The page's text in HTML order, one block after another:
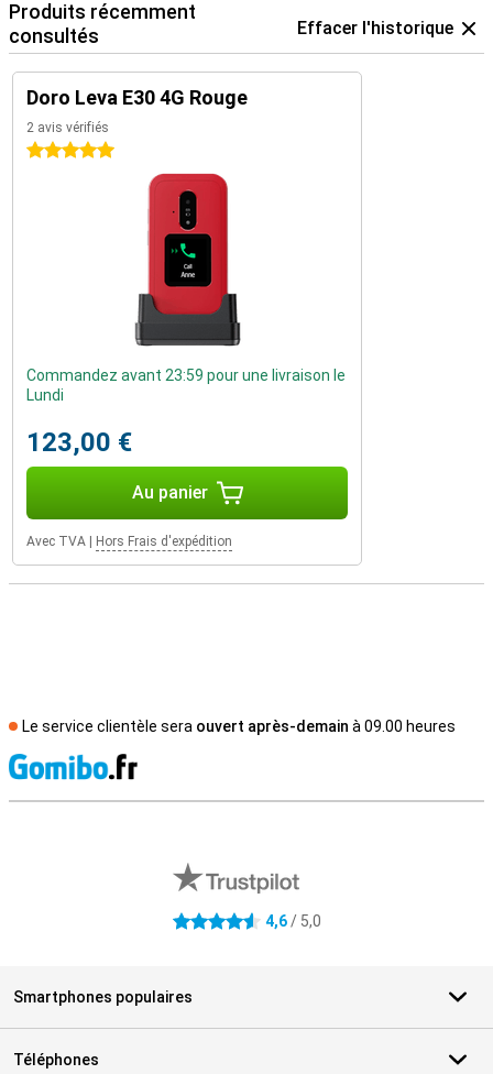
Produits récemment
consultés
Effacer l'historique
Doro Leva E30 4G Rouge
2 avis vérifiés
5 étoiles
Commandez avant 23:59 pour une livraison le
Lundi
123,00 €
Au panier
Avec TVA Hors Frais d'expédition
Le service clientèle sera ouvert après-demain à 09.00 heures
4.6 étoiles 4,6/ 5,0
Smartphones populaires
Téléphones